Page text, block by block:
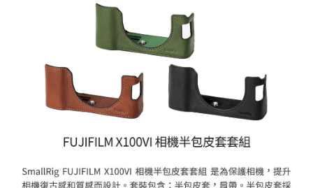
【關於「AFTEE先享後付」】
AFTEE先享後付是「在收到商品之後才付款」的支付方式。 讓您購物簡單
１．簡單：不需註冊會員、不需綁卡、不需儲值。
２．便利：只要手機號碼，簡訊認證，即可結帳。
３．安心：先確認商品／服務後，再付款。
【「AFTEE先享後付」結帳流程】
１．於結帳方式選擇「AFTEE先享後付」後，將跳轉至「AFTEE先享後付」
２．訂單成立數日內，您將收到繳費通知簡訊。
ATM／網路銀行／等多元方式進行付款，方視為交易完成。
※ 請注意：結帳手續完成當下不需立刻繳費，但若您需要取消訂單，請聯絡
運送方式
全家取貨付款
每筆NT$60，滿NT$399(含以上)免運費
每筆NT$60，滿NT$399(含以上)免運費
7-11取貨付款